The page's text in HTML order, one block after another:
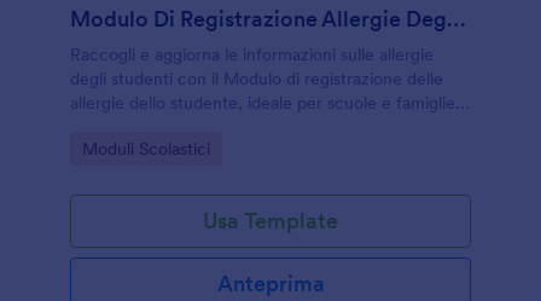
Modulo Di Registrazione Allergie Degli Studenti
Raccogli e aggiorna le informazioni sulle allergie
degli studenti con il Modulo di registrazione delle
allergie dello studente, ideale per scuole e famiglie
delle risposte del modulo.
Go to Category:
Moduli Scolastici
Usa Template
Anteprima